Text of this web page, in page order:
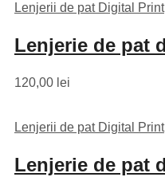
Lenjerii de pat Digital Print
120,00 lei
Lenjerii de pat Digital Print